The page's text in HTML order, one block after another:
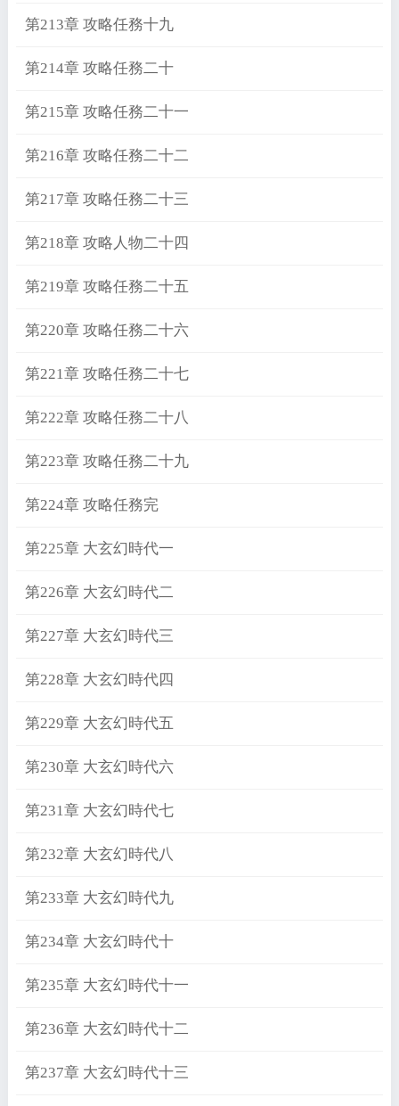
第213章 攻略任務十九
第214章 攻略任務二十
第215章 攻略任務二十一
第216章 攻略任務二十二
第217章 攻略任務二十三
第218章 攻略人物二十四
第219章 攻略任務二十五
第220章 攻略任務二十六
第221章 攻略任務二十七
第222章 攻略任務二十八
第223章 攻略任務二十九
第224章 攻略任務完
第225章 大玄幻時代一
第226章 大玄幻時代二
第227章 大玄幻時代三
第228章 大玄幻時代四
第229章 大玄幻時代五
第230章 大玄幻時代六
第231章 大玄幻時代七
第232章 大玄幻時代八
第233章 大玄幻時代九
第234章 大玄幻時代十
第235章 大玄幻時代十一
第236章 大玄幻時代十二
第237章 大玄幻時代十三